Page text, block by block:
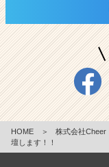
HOME ＞ 株式会社Cheer
壇します！！